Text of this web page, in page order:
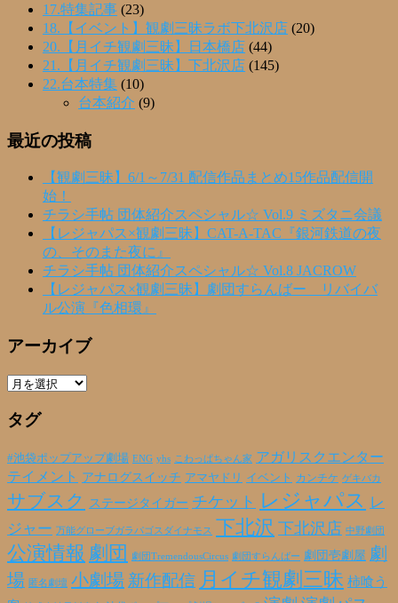
17.特集記事 (23)
18.【イベント】観劇三昧ラボ下北沢店 (20)
20.【月イチ観劇三昧】日本橋店 (44)
21.【月イチ観劇三昧】下北沢店 (145)
22.台本特集 (10)
台本紹介 (9)
最近の投稿
【観劇三昧】6/1～7/31 配信作品まとめ15作品配信開
始！
チラシ手帖 団体紹介スペシャル☆ Vol.9 ミズタニ会議
【レジャパス×観劇三昧】CAT-A-TAC『銀河鉄道の夜
の、そのまた夜に』
チラシ手帖 団体紹介スペシャル☆ Vol.8 JACROW
【レジャパス×観劇三昧】劇団すらんばー リバイバ
ル公演『色相環』
アーカイブ
ア
カ
ブ
タグ
#池袋ポップアップ劇場 ENG yhs こわっぱちゃん家 アガリスクエンター
テイメント アナログスイッチ アマヤドリ イベント カンチケ ゲキバカ
サブスク ステージタイガー チケット レジャパス レ
ジャー 万能グローブガラパゴスダイナモス 下北沢 下北沢店 中野劇団
公演情報 劇団 劇団TremendousCircus 劇団すらんばー 劇団壱劇屋 劇
場 匿名劇壇 小劇場 新作配信 月イチ観劇三昧 柿喰う